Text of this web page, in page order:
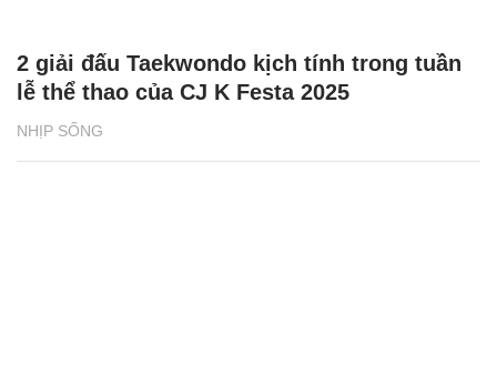
NHỊP SỐNG
2 giải đấu Taekwondo kịch tính trong tuần
lễ thể thao của CJ K Festa 2025